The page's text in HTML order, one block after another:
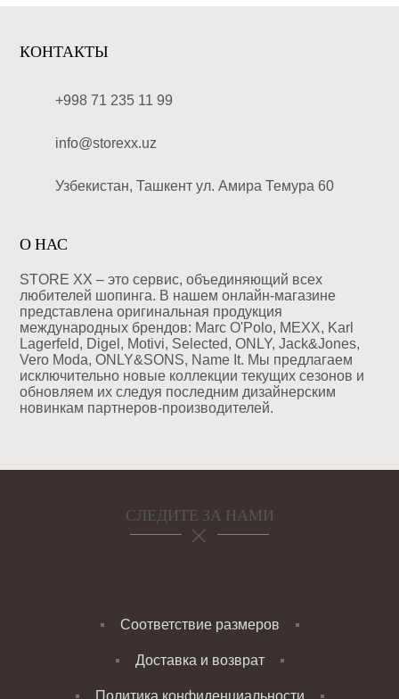
КОНТАКТЫ
+998 71 235 11 99
info@storexx.uz
Узбекистан, Ташкент ул. Амира Темура 60
О НАС
STORE XX – это сервис, объединяющий всех
любителей шопинга. В нашем онлайн-магазине
представлена оригинальная продукция
международных брендов: Marc O'Polo, MEXX, Karl
Lagerfeld, Digel, Motivi, Selected, ONLY, Jack&Jones,
Vero Moda, ONLY&SONS, Name It. Мы предлагаем
исключительно новые коллекции текущих сезонов и
обновляем их следуя последним дизайнерским
новинкам партнеров-производителей.
СЛЕДИТЕ ЗА НАМИ
Соответствие размеров
Доставка и возврат
Политика конфиденциальности